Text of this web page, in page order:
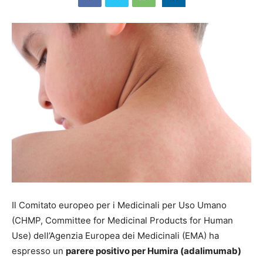
Il Comitato europeo per i Medicinali per Uso Umano
(CHMP, Committee for Medicinal Products for Human
Use) dell’Agenzia Europea dei Medicinali (EMA) ha
espresso un parere positivo per Humira (adalimumab)